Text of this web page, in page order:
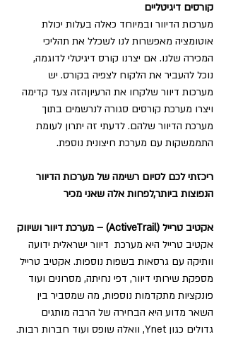
קורסים דיגיטליים
מערכות הדיוור ובמיוחד כאלה בעלות יכולת
אוטומציה מאפשרות לנו לשכלל את תהליכי
המכירה שלנו. אם יצרנו קורס דיגיטלי לדוגמה,
נוכל להעביר את הלקוח לצפיה בקורס. יש
מערכות דיוור שלקחו את הרעיוןהזה צעד קדימה
ויצרו מערכת קורסים סגורה לנרשמים בתוך
מערכת הדיוור שלהם. לדעתי זה יתרון לעומת
התממשקות עם מערכת חיצונית נוספת.
ריכזתי לכם לסיום רשימה של מערכות הדיוור
הנפוצות ביותר,לפחות אלה שאני מכיר
אקטיב טרייל (ActiveTrail) – מערכת דיוור ושיווק
אקטיב טרייל היא מערכת  דיוור ישראלית ידועה
וותיקה עם גרסאות בשפות נוספות. אקטיב טרייל
מספקת שירותי דיוור, דפי נחיתה, מסרונים ועוד
פונקציות מתקדמות נוספות, מה שמסביר בין
השאר מדוע היא הבחירה של הרבה מותגים
גדולים כגון Ynet, וואלה שופס ועוד חברות רבות.